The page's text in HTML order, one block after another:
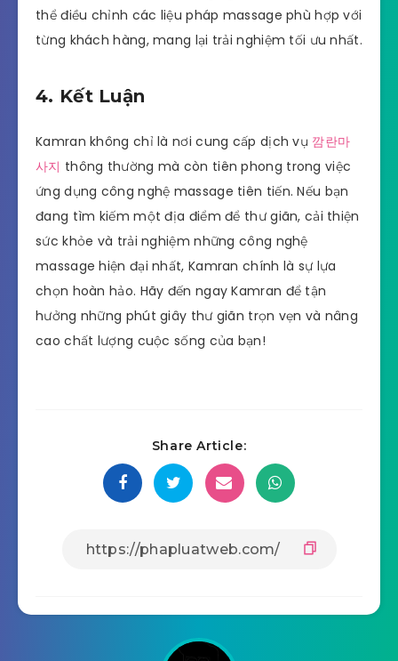
thể điều chỉnh các liệu pháp massage phù hợp với
từng khách hàng, mang lại trải nghiệm tối ưu nhất.
4. Kết Luận
Kamran không chỉ là nơi cung cấp dịch vụ 깜란마
사지 thông thường mà còn tiên phong trong việc
ứng dụng công nghệ massage tiên tiến. Nếu bạn
đang tìm kiếm một địa điểm để thư giãn, cải thiện
sức khỏe và trải nghiệm những công nghệ
massage hiện đại nhất, Kamran chính là sự lựa
chọn hoàn hảo. Hãy đến ngay Kamran để tận
hưởng những phút giây thư giãn trọn vẹn và nâng
cao chất lượng cuộc sống của bạn!
Share Article: